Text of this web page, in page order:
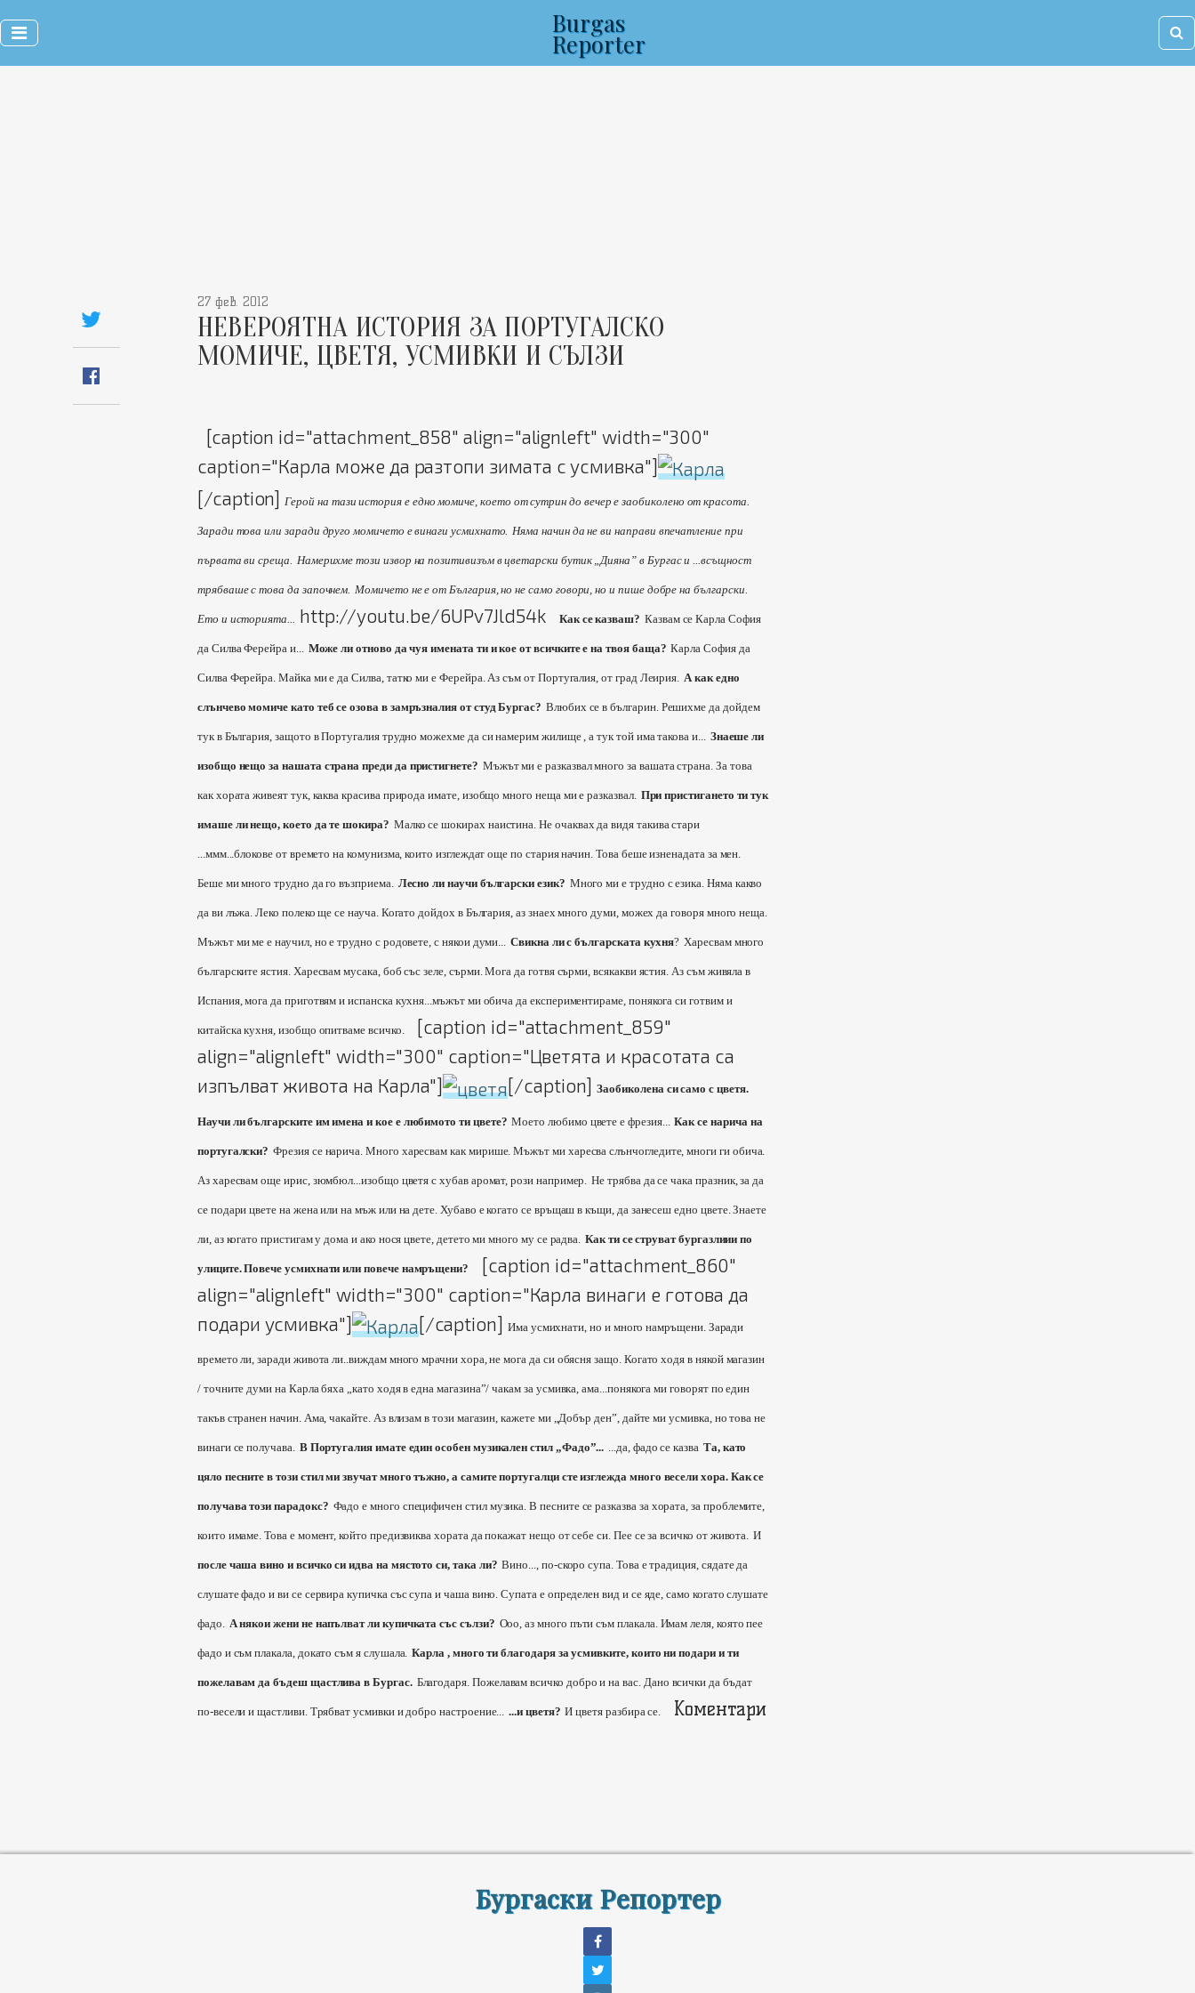
Burgas
Reporter
27 фев. 2012
НЕВЕРОЯТНА ИСТОРИЯ ЗА ПОРТУГАЛСКО
МОМИЧЕ, ЦВЕТЯ, УСМИВКИ И СЪЛЗИ
[caption id="attachment_858" align="alignleft" width="300"
caption="Карла може да разтопи зимата с усмивка"]
[/caption] Герой на тази история е едно момиче, което от сутрин до вечер е заобиколено от красота.
Заради това или заради друго момичето е винаги усмихнато. Няма начин да не ви направи впечатление при
първата ви среща. Намерихме този извор на позитивизъм в цветарски бутик „Дияна” в Бургас и ...всъщност
трябваше с това да започнем. Момичето не е от България, но не само говори, но и пише добре на български.
Ето и историята... http://youtu.be/6UPv7Jld54k Как се казваш? Казвам се Карла София
да Силва Ферейра и... Може ли отново да чуя имената ти и кое от всичките е на твоя баща? Карла София да
Силва Ферейра. Майка ми е да Силва, татко ми е Ферейра. Аз съм от Португалия, от град Леирия. А как едно
слънчево момиче като теб се озова в замръзналия от студ Бургас? Влюбих се в българин. Решихме да дойдем
тук в България, защото в Португалия трудно можехме да си намерим жилище , а тук той има такова и... Знаеше ли
изобщо нещо за нашата страна преди да пристигнете? Мъжът ми е разказвал много за вашата страна. За това
как хората живеят тук, каква красива природа имате, изобщо много неща ми е разказвал. При пристигането ти тук
имаше ли нещо, което да те шокира? Малко се шокирах наистина. Не очаквах да видя такива стари
...ммм...блокове от времето на комунизма, които изглеждат още по стария начин. Това беше изненадата за мен.
Беше ми много трудно да го възприема. Лесно ли научи български език? Много ми е трудно с езика. Няма какво
да ви лъжа. Леко полеко ще се науча. Когато дойдох в България, аз знаех много думи, можех да говоря много неща.
Мъжът ми ме е научил, но е трудно с родовете, с някои думи... Свикна ли с българската кухня? Харесвам много
българските ястия. Харесвам мусака, боб със зеле, сърми. Мога да готвя сърми, всякакви ястия. Аз съм живяла в
Испания, мога да приготвям и испанска кухня...мъжът ми обича да експериментираме, понякога си готвим и
китайска кухня, изобщо опитваме всичко.
[caption id="attachment_859"
align="alignleft" width="300" caption="Цветята и красотата са
изпълват живота на Карла"]
[/caption]Заобиколена си само с цветя.
Научи ли българските им имена и кое е любимото ти цвете? Моето любимо цвете е фрезия... Как се нарича на
португалски? Фрезия се нарича. Много харесвам как мирише. Мъжът ми харесва слънчогледите, многи ги обича.
Аз харесвам още ирис, зюмбюл...изобщо цветя с хубав аромат, рози например. Не трябва да се чака празник, за да
се подари цвете на жена или на мъж или на дете. Хубаво е когато се връщаш в къщи, да занесеш едно цвете. Знаете
ли, аз когато пристигам у дома и ако нося цвете, детето ми много му се радва. Как ти се струват бургазлиии по
улиците. Повече усмихнати или повече намръщени?
[caption id="attachment_860"
align="alignleft" width="300" caption="Карла винаги е готова да
подари усмивка"]
[/caption] Има усмихнати, но и много намръщени. Заради
времето ли, заради живота ли..виждам много мрачни хора, не мога да си обясня защо. Когато ходя в някой магазин
/ точните думи на Карла бяха „като ходя в една магазина”/ чакам за усмивка, ама...понякога ми говорят по един
такъв странен начин. Ама, чакайте. Аз влизам в този магазин, кажете ми „Добър ден”, дайте ми усмивка, но това не
винаги се получава. В Португалия имате един особен музикален стил „Фадо”... ...да, фадо се казва Та, като
цяло песните в този стил ми звучат много тъжно, а самите португалци сте изглежда много весели хора. Как се
получава този парадокс? Фадо е много специфичен стил музика. В песните се разказва за хората, за проблемите,
които имаме. Това е момент, който предизвиква хората да покажат нещо от себе си. Пее се за всичко от живота. И
после чаша вино и всичко си идва на мястото си, така ли? Вино..., по-скоро супа. Това е традиция, сядате да
слушате фадо и ви се сервира купичка със супа и чаша вино. Супата е определен вид и се яде, само когато слушате
фадо. А някои жени не напълват ли купичката със сълзи? Ооо, аз много пъти съм плакала. Имам леля, която пее
фадо и съм плакала, докато съм я слушала. Карла , много ти благодаря за усмивките, които ни подари и ти
пожелавам да бъдеш щастлива в Бургас. Благодаря. Пожелавам всичко добро и на вас. Дано всички да бъдат
по-весели и щастливи. Трябват усмивки и добро настроение... ...и цветя? И цветя разбира се. Коментари
Бургаски Репортер